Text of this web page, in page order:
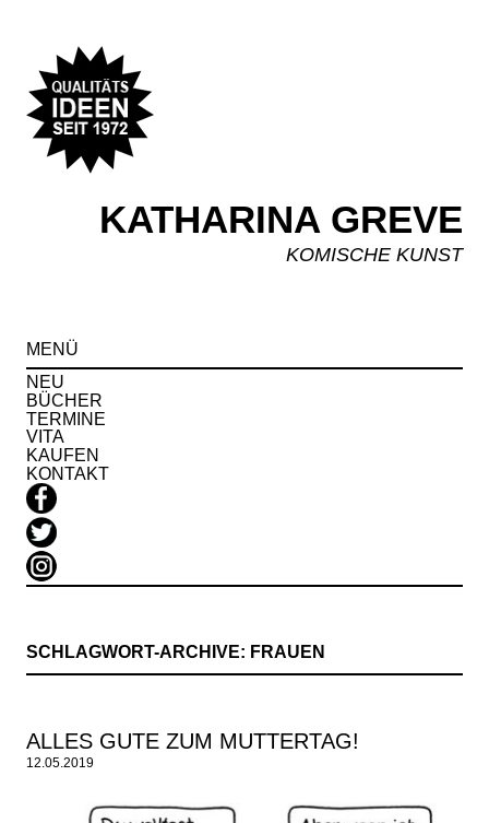
KATHARINA GREVE
KOMISCHE KUNST
MENÜ
NEU
BÜCHER
TERMINE
VITA
KAUFEN
KONTAKT
SCHLAGWORT-ARCHIVE: FRAUEN
ALLES GUTE ZUM MUTTERTAG!
12.05.2019